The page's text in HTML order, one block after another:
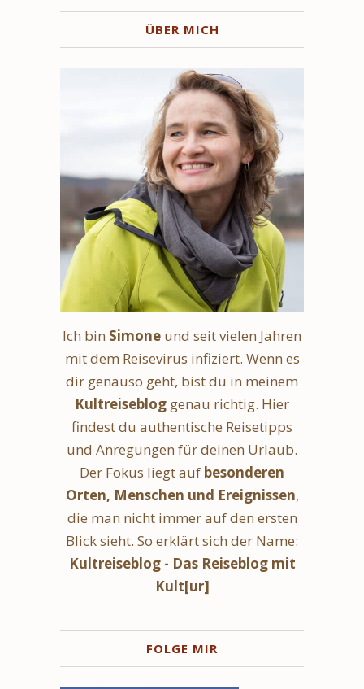
ÜBER MICH
Ich bin Simone und seit vielen Jahren
mit dem Reisevirus infiziert. Wenn es
dir genauso geht, bist du in meinem
Kultreiseblog genau richtig. Hier
findest du authentische Reisetipps
und Anregungen für deinen Urlaub.
Der Fokus liegt auf besonderen
Orten, Menschen und Ereignissen,
die man nicht immer auf den ersten
Blick sieht. So erklärt sich der Name:
Kultreiseblog - Das Reiseblog mit
Kult[ur]
FOLGE MIR